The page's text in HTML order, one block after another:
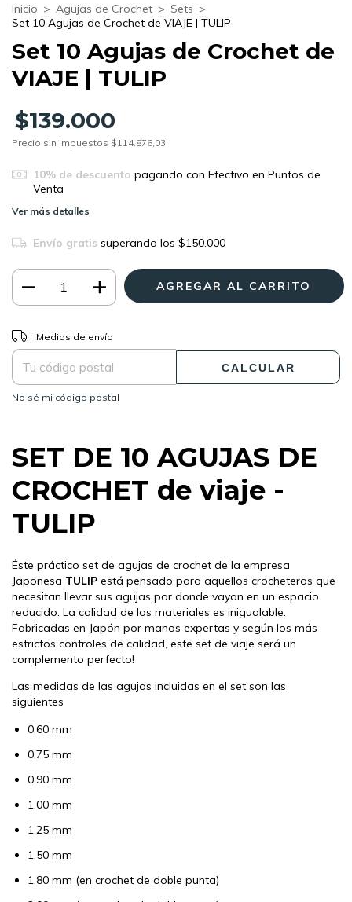
Inicio > Agujas de Crochet > Sets >
Set 10 Agujas de Crochet de VIAJE | TULIP
Set 10 Agujas de Crochet de
VIAJE | TULIP
$139.000
Precio sin impuestos $114.876,03
10% de descuento pagando con Efectivo en Puntos de
Venta
Ver más detalles
Envío gratis superando los $150.000
Entregas para el CP:
Medios de envío
CALCULAR
No sé mi código postal
SET DE 10 AGUJAS DE
CROCHET de viaje -
TULIP
Éste práctico set de agujas de crochet de la empresa
Japonesa TULIP está pensado para aquellos crocheteros que
necesitan llevar sus agujas por donde vayan en un espacio
reducido. La calidad de los materiales es inigualable.
Fabricadas en Japón por manos expertas y según los más
estrictos controles de calidad, este set de viaje será un
complemento perfecto!
Las medidas de las agujas incluidas en el set son las
siguientes
0,60 mm
0,75 mm
0,90 mm
1,00 mm
1,25 mm
1,50 mm
1,80 mm (en crochet de doble punta)